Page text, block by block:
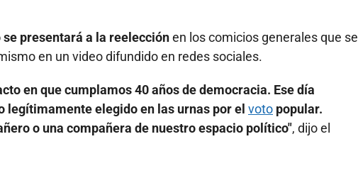
presentará a la reelecciónen los comicios generales que se
en un video difundido en redes sociales.
en que cumplamos 40 años de democracia. Ese día
elegido en las urnas por el voto popular.
o una compañera de nuestro espacio político", dijo el